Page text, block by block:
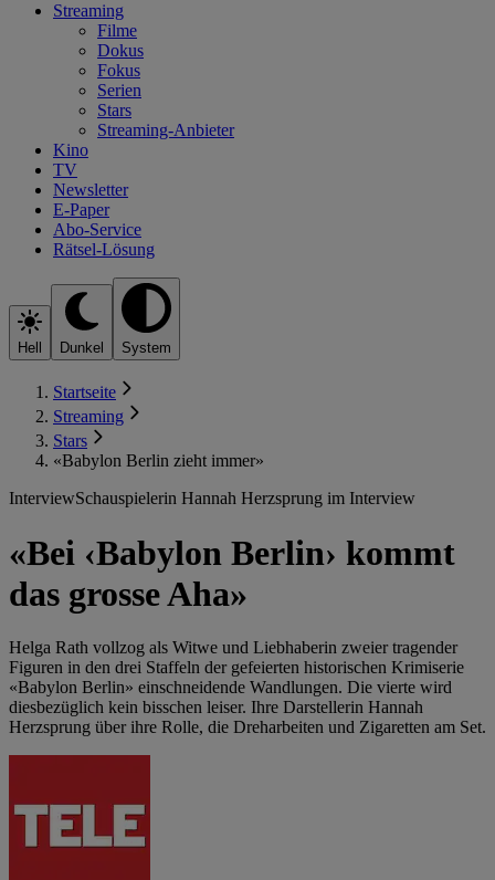
Streaming
Filme
Dokus
Fokus
Serien
Stars
Streaming-Anbieter
Kino
TV
Newsletter
E-Paper
Abo-Service
Rätsel-Lösung
Hell Dunkel System
Startseite
Streaming
Stars
«Babylon Berlin zieht immer»
InterviewSchauspielerin Hannah Herzsprung im Interview
«Bei ‹Babylon Berlin› kommt
das grosse Aha»
Helga Rath vollzog als Witwe und Liebhaberin zweier tragender
Figuren in den drei Staffeln der gefeierten historischen Krimiserie
«Babylon Berlin» einschneidende Wandlungen. Die vierte wird
diesbezüglich kein bisschen leiser. Ihre Darstellerin Hannah
Herzsprung über ihre Rolle, die Dreharbeiten und Zigaretten am Set.